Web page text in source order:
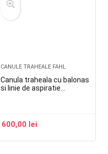
CANULE TRAHEALE FAHL
Canula traheala cu balonas
si linie de aspiratie
600,00 lei